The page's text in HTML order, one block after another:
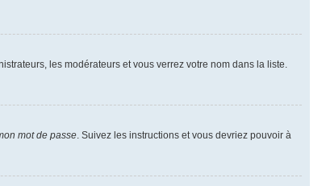
les modérateurs et vous verrez votre nom dans la liste.
mot de passe . Suivez les instructions et vous devriez pouvoir à